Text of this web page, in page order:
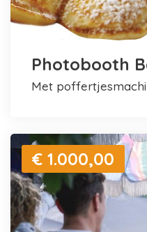
Photobooth
met
€ 1.000,00